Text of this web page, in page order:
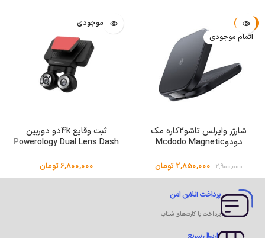
-2%
اتمام موجودی
شارژر وایرلس تاشو2کاره مک
دودوMcdodo Magnetic
2,900,000
2,850,000 تومان
اتمام موجودی
ثبت وقایع 4kدو دوربین
Powerology Dual Lens Dash
6,800,000تومان
پرداخت آنلاین امن
پرداخت با کارت‌های شتاب